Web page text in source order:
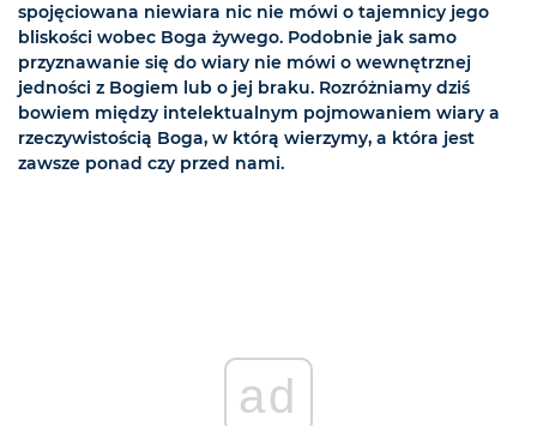
spojęciowana niewiara nic nie mówi o tajemnicy jego
bliskości wobec Boga żywego. Podobnie jak samo
przyznawanie się do wiary nie mówi o wewnętrznej
jedności z Bogiem lub o jej braku. Rozróżniamy dziś
bowiem między intelektualnym pojmowaniem wiary a
rzeczywistością Boga, w którą wierzymy, a która jest
zawsze ponad czy przed nami.
ad